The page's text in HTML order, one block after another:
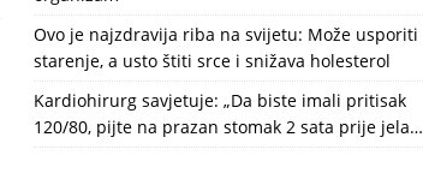
Ovo je najzdravija riba na svijetu: Može usporiti
starenje, a usto štiti srce i snižava holesterol
Kardiohirurg savjetuje: „Da biste imali pritisak
120/80, pijte na prazan stomak 2 sata prije jela…